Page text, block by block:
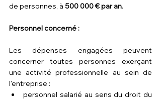
de personnes, à 500 000 € par an.
Personnel concerné :
Les dépenses engagées peuvent
concerner toutes personnes exerçant
une activité professionnelle au sein de
l'entreprise :
personnel salarié au sens du droit du